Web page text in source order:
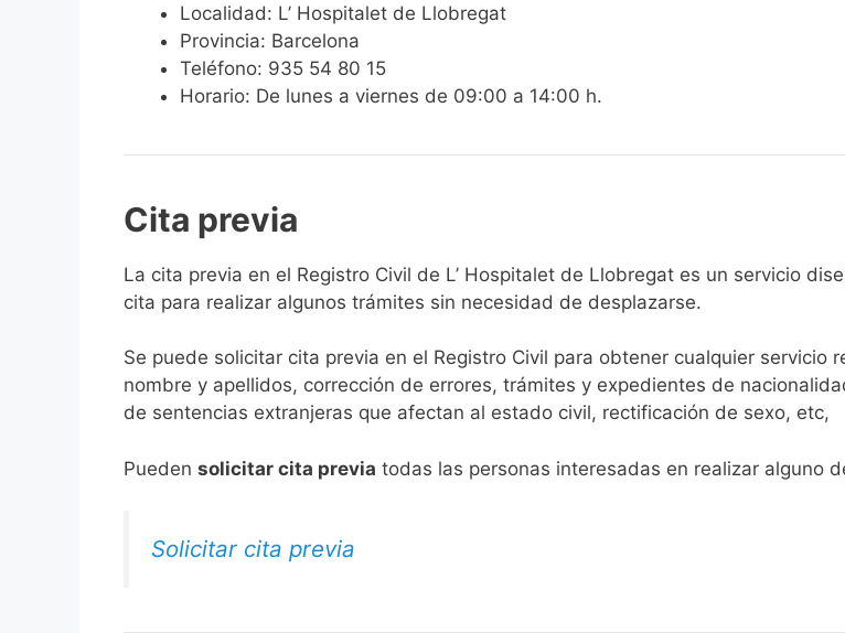
Localidad: L’ Hospitalet de Llobregat
Provincia: Barcelona
Teléfono: 935 54 80 15
Horario: De lunes a viernes de 09:00 a 14:00 h.
Cita previa
​​​​​​​​​​​​​​​​​​​​​​​​​​​​La cita previa en el Registro Civil de L’ Hospitalet de Llobregat es un servicio
cita para realizar algunos trámites sin necesidad de desplazarse.​
Se puede solicitar cita previa en el Registro Civil para obtener cualquier
nombre y apellidos, corrección de errores, trámites y expedientes de
de sentencias extranjeras que afectan al estado civil, rectificación de sexo, etc,
​Pueden solicitar cita previa todas las personas interesadas en realizar alguno
Solicitar cita previa